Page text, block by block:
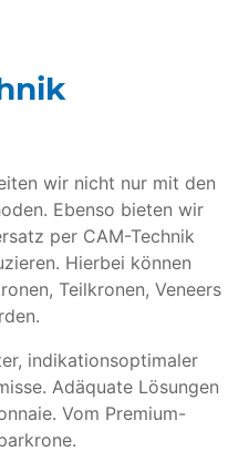
wir nicht nur mit den
Ebenso bieten wir
per CAM-Technik
Hierbei können
Teilkronen, Veneers
indikationsoptimaler
Adäquate Lösungen
Vom Premium-